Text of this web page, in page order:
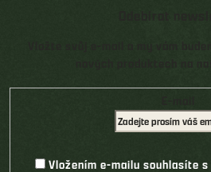
Vložením e-mailu souhlasíte s